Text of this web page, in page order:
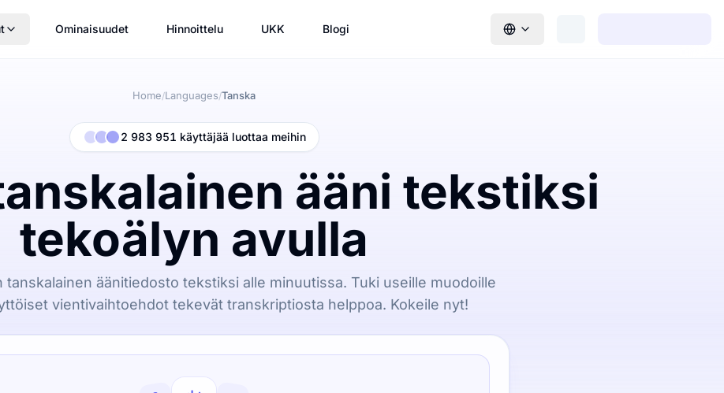
Ominaisuudet Hinnoittelu UKK Blogi
Home/Languages/Tanska
2 983 951 käyttäjää luottaa meihin
ääni tekstiksi
tekoälyn avulla
tanskalainen äänitiedosto tekstiksi alle minuutissa. Tuki useille muodoille
vientivaihtoehdot tekevät transkriptiosta helppoa. Kokeile nyt!